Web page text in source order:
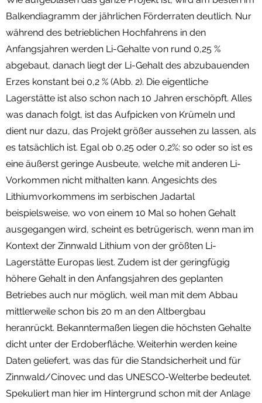
Balkendiagramm der jährlichen Förderraten deutlich. Nur
während des betrieblichen Hochfahrens in den
Anfangsjahren werden Li-Gehalte von rund 0,25 %
abgebaut, danach liegt der Li-Gehalt des abzubauenden
Erzes konstant bei 0,2 % (Abb. 2). Die eigentliche
Lagerstätte ist also schon nach 10 Jahren erschöpft. Alles
was danach folgt, ist das Aufpicken von Krümeln und
dient nur dazu, das Projekt größer aussehen zu lassen, als
es tatsächlich ist. Egal ob 0,25 oder 0,2%: so oder so ist es
eine äußerst geringe Ausbeute, welche mit anderen Li-
Vorkommen nicht mithalten kann. Angesichts des
Lithiumvorkommens im serbischen Jadartal
beispielsweise, wo von einem 10 Mal so hohen Gehalt
ausgegangen wird, scheint es betrügerisch, wenn man im
Kontext der Zinnwald Lithium von der größten Li-
Lagerstätte Europas liest. Zudem ist der geringfügig
höhere Gehalt in den Anfangsjahren des geplanten
Betriebes auch nur möglich, weil man mit dem Abbau
mittlerweile schon bis 20 m an den Altbergbau
heranrückt. Bekanntermaßen liegen die höchsten Gehalte
dicht unter der Erdoberfläche. Weiterhin werden keine
Daten geliefert, was das für die Standsicherheit und für
Zinnwald/Cínovec und das UNESCO-Welterbe bedeutet.
Spekuliert man hier im Hintergrund schon mit der Anlage